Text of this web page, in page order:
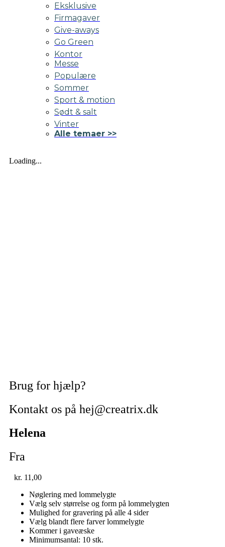
Eksklusive
Firmagaver
Give-aways
Go Green
Kontor
Messe
Populære
Sommer
Sport & motion
Sødt & salt
Vinter
Alle temaer >>
Loading...
Brug for hjælp?
Kontakt os på hej@creatrix.dk
Helena
Fra
kr. 11,00
Nøglering med lommelygte
Vælg selv størrelse og form på lommelygten
Mulighed for gravering på alle 4 sider
Vælg blandt flere farver lommelygte
Kommer i gaveæske
Minimumsantal: 10 stk.